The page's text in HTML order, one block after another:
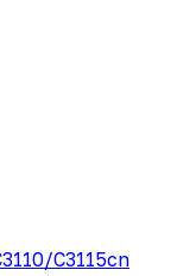
C3115cn